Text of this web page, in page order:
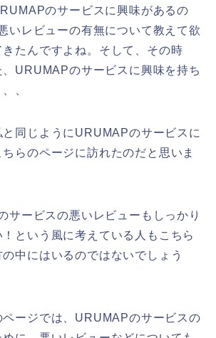
のサービスに興味があるの
いレビューの有無について教えて欲
きたんですよね。そして、その時
URUMAPのサービスに興味を持ち
、
同じようにURUMAPのサービスに
らのページに訪れたのだと思いま
サービスの悪いレビューもしっかり
という風に考えている人もこちら
中にはいるのではないでしょう
ページでは、URUMAPのサービスの